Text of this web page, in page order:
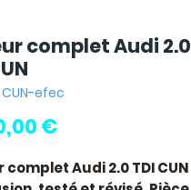
complet Audi 2.0
efec
€
complet Audi 2.0 TDI CUN